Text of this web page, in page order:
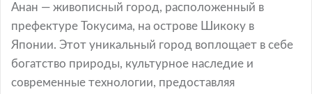
Анан — живописный город, расположенный в
префектуре Токусима, на острове Шикоку в
Японии. Этот уникальный город воплощает в себе
богатство природы, культурное наследие и
современные технологии, предоставляя